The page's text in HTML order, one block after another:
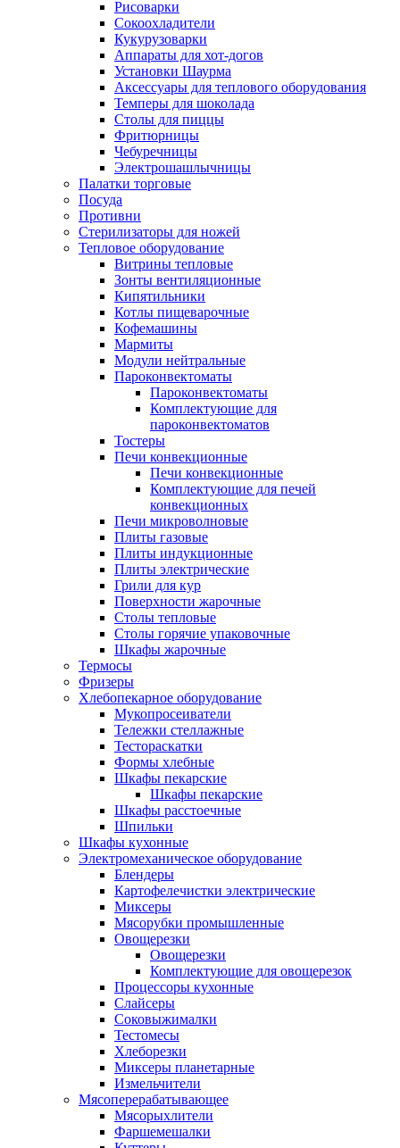
Рисоварки
Сокоохладители
Кукурузоварки
Аппараты для хот-догов
Установки Шаурма
Аксессуары для теплового оборудования
Темперы для шоколада
Столы для пиццы
Фритюрницы
Чебуречницы
Электрошашлычницы
Палатки торговые
Посуда
Противни
Стерилизаторы для ножей
Тепловое оборудование
Витрины тепловые
Зонты вентиляционные
Кипятильники
Котлы пищеварочные
Кофемашины
Мармиты
Модули нейтральные
Пароконвектоматы
Пароконвектоматы
Комплектующие для
пароконвектоматов
Тостеры
Печи конвекционные
Печи конвекционные
Комплектующие для печей
конвекционных
Печи микроволновые
Плиты газовые
Плиты индукционные
Плиты электрические
Грили для кур
Поверхности жарочные
Столы тепловые
Столы горячие упаковочные
Шкафы жарочные
Термосы
Фризеры
Хлебопекарное оборудование
Мукопросеиватели
Тележки стеллажные
Тестораскатки
Формы хлебные
Шкафы пекарские
Шкафы пекарские
Шкафы расстоечные
Шпильки
Шкафы кухонные
Электромеханическое оборудование
Блендеры
Картофелечистки электрические
Миксеры
Мясорубки промышленные
Овощерезки
Овощерезки
Комплектующие для овощерезок
Процессоры кухонные
Слайсеры
Соковыжималки
Тестомесы
Хлеборезки
Миксеры планетарные
Измельчители
Мясоперерабатывающее
Мясорыхлители
Фаршемешалки